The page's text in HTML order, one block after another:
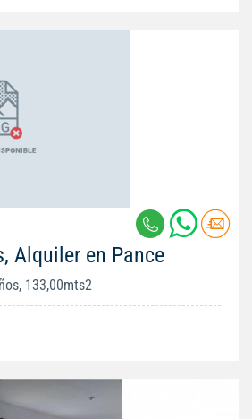
Alquiler en Pance
133,00mts2